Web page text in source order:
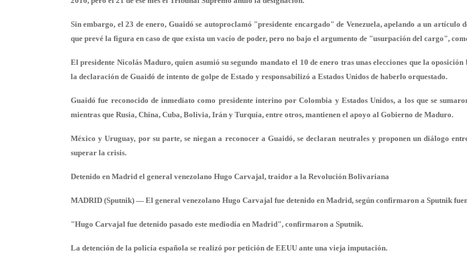
Sin embargo, el 23 de enero, Guaidó se autoproclamó "presidente encargado" de Venezuela, apelando a un artículo
que prevé la figura en caso de que exista un vacío de poder, pero no bajo el argumento de "usurpación del cargo",
El presidente Nicolás Maduro, quien asumió su segundo mandato el 10 de enero tras unas elecciones que la
la declaración de Guaidó de intento de golpe de Estado y responsabilizó a Estados Unidos de haberlo orquestado.
Guaidó fue reconocido de inmediato como presidente interino por Colombia y Estados Unidos, a los que se
mientras que Rusia, China, Cuba, Bolivia, Irán y Turquía, entre otros, mantienen el apoyo al Gobierno de Maduro.
México y Uruguay, por su parte, se niegan a reconocer a Guaidó, se declaran neutrales y proponen un diálogo
superar la crisis.
Detenido en Madrid el general venezolano Hugo Carvajal, traidor a la Revolución Bolivariana
MADRID (Sputnik) — El general venezolano Hugo Carvajal fue detenido en Madrid, según confirmaron a Sputnik
"Hugo Carvajal fue detenido pasado este mediodía en Madrid", confirmaron a Sputnik.
La detención de la policía española se realizó por petición de EEUU ante una vieja imputación.